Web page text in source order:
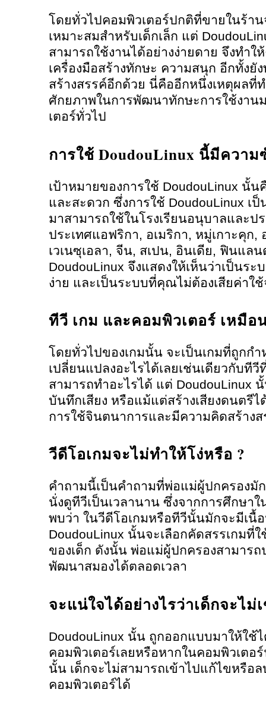
โดยทั่วไปคอมพิวเตอร์ปกติที่ขายในร้า
เหมาะสมสำหรับเด็กเล็ก แต่
สามารถใช้งานได้อย่างง่ายดาย จึงทำใ
เครื่องมือสร้างทักษะ ความสนุก อีกทั้งยั
สร้างสรรค์อีกด้วย นี่คืออีกหนึ่งเหตุผลที่
ศักยภาพในการพัฒนาทักษะการใช้งาน
เตอร์ทั่วไป
การใช้ DoudouLinux นี้มีควา
เป้าหมายของการใช้ DoudouLinux นั้น
และสะดวก ซึ่งการใช้ DoudouLinux เ
มาสามารถใช้ในโรงเรียนอนุบาลและป
ประเทศแอฟริกา, อเมริกา, หมู่เกาะคุก,
เวเนซุเอลา, จีน, สเปน, อินเดีย, ฟินแล
DoudouLinux จึงแสดงให้เห็นว่าเป็นร
ง่าย และเป็นระบบที่คุณไม่ต้องเสียค่าใ
ทีวี เกม และคอมพิวเตอร์ เหมือ
โดยทั่วไปของเกมนั้น จะเป็นเกมที่ถูกก
เปลี่ยนแปลงอะไรได้เลยเช่นเดียวกับที
สามารถทำอะไรได้ แต่ DoudouLinux
บันทึกเสียง หรือแม้แต่สร้างเสียงดนตรีไ
การใช้จินตนาการและมีความคิดสร้าง
วีดีโอเกมจะไม่ทำให้โง่หรือ ?
คำถามนี้เป็นคำถามที่พ่อแม่ผู้ปกครองมั
นั่งดูทีวีเป็นเวลานาน ซึ่งจากการศึกษา
พบว่า ในวีดีโอเกมหรือทีวีนั้นมักจะมีเนื้
DoudouLinux นั้นจะเลือกคัดสรรเกม
ของเด็ก ดังนั้น พ่อแม่ผู้ปกครองสามารถ
พัฒนาสมองได้ตลอดเวลา
จะแน่ใจได้อย่างไรว่าเด็กจะไ
DoudouLinux นั้น ถูกออกแบบมาให้ใช้
คอมพิวเตอร์เลยหรือหากในคอมพิวเต
นั้น เด็กจะไม่สามารถเข้าไปแก้ไขหรือ
คอมพิวเตอร์ได้